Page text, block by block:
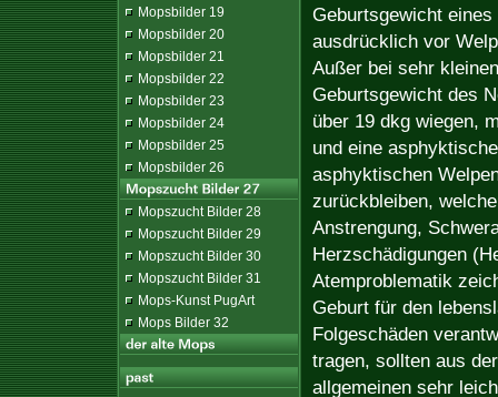
Mopsbilder 19
Mopsbilder 20
Mopsbilder 21
Mopsbilder 22
Mopsbilder 23
Mopsbilder 24
Mopsbilder 25
Mopsbilder 26
Mopszucht Bilder 28
Mopszucht Bilder 29
Mopszucht Bilder 30
Mopszucht Bilder 31
Mops-Kunst PugArt
Mops Bilder 32
Geburtsgewicht
ausdrücklich vor
Außer bei sehr
Geburtsgewicht des
über 19 dkg wiegen,
und eine
asphyktischen
zurückbleiben,
Anstrengung,
Herzschädigungen
Atemproblematik
Geburt für den
Folgeschäden
tragen, sollten aus
allgemeinen sehr